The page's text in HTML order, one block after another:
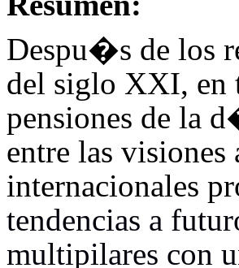
Despu�s de los
del siglo XXI, en
pensiones de la
entre las
internacionales
tendencias a
multipilares con